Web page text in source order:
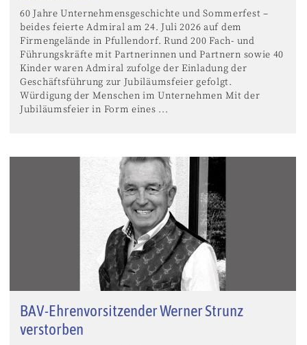
60 Jahre Unternehmensgeschichte und Sommerfest –
beides feierte Admiral am 24. Juli 2026 auf dem
Firmengelände in Pfullendorf. Rund 200 Fach- und
Führungskräfte mit Partnerinnen und Partnern sowie 40
Kinder waren Admiral zufolge der Einladung der
Geschäftsführung zur Jubiläumsfeier gefolgt.
Würdigung der Menschen im Unternehmen Mit der
Jubiläumsfeier in Form eines ...
BAV-Ehrenvorsitzender Werner Strunz
verstorben